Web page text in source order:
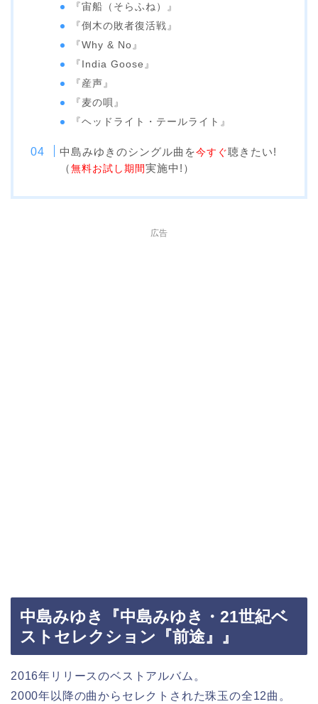
『宙船（そらふね）』
『倒木の敗者復活戦』
『Why & No』
『India Goose』
『産声』
『麦の唄』
『ヘッドライト・テールライト』
中島みゆきのシングル曲を今すぐ聴きたい!
（無料お試し期間実施中!）
広告
中島みゆき『中島みゆき・21世紀ベ
ストセレクション『前途』』
2016年リリースのベストアルバム。
2000年以降の曲からセレクトされた珠玉の全12曲。